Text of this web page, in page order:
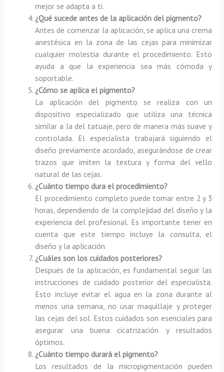
mejor se adapta a ti.
¿Qué sucede antes de la aplicación del pigmento?
Antes de comenzar la aplicación, se aplica una crema
anestésica en la zona de las cejas para minimizar
cualquier molestia durante el procedimiento. Esto
ayuda a que la experiencia sea más cómoda y
soportable.
¿Cómo se aplica el pigmento?
La aplicación del pigmento se realiza con un
dispositivo especializado que utiliza una técnica
similar a la del tatuaje, pero de manera más suave y
controlada. El especialista trabajará siguiendo el
diseño previamente acordado, asegurándose de crear
trazos que imiten la textura y forma del vello
natural de las cejas.
¿Cuánto tiempo dura el procedimiento?
El procedimiento completo puede tomar entre 2 y 3
horas, dependiendo de la complejidad del diseño y la
experiencia del profesional. Es importante tener en
cuenta que este tiempo incluye la consulta, el
diseño y la aplicación.
¿Cuáles son los cuidados posteriores?
Después de la aplicación, es fundamental seguir las
instrucciones de cuidado posterior del especialista.
Esto incluye evitar el agua en la zona durante al
menos una semana, no usar maquillaje y proteger
las cejas del sol. Estos cuidados son esenciales para
asegurar una buena cicatrización y resultados
óptimos.
¿Cuánto tiempo durará el pigmento?
Los resultados de la micropigmentación pueden